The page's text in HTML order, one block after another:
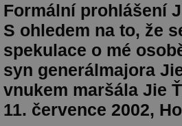
Formální prohlášení
S ohledem na to, že
spekulace o mé
syn generálmajora
vnukem maršála Jie
11. července 2002,